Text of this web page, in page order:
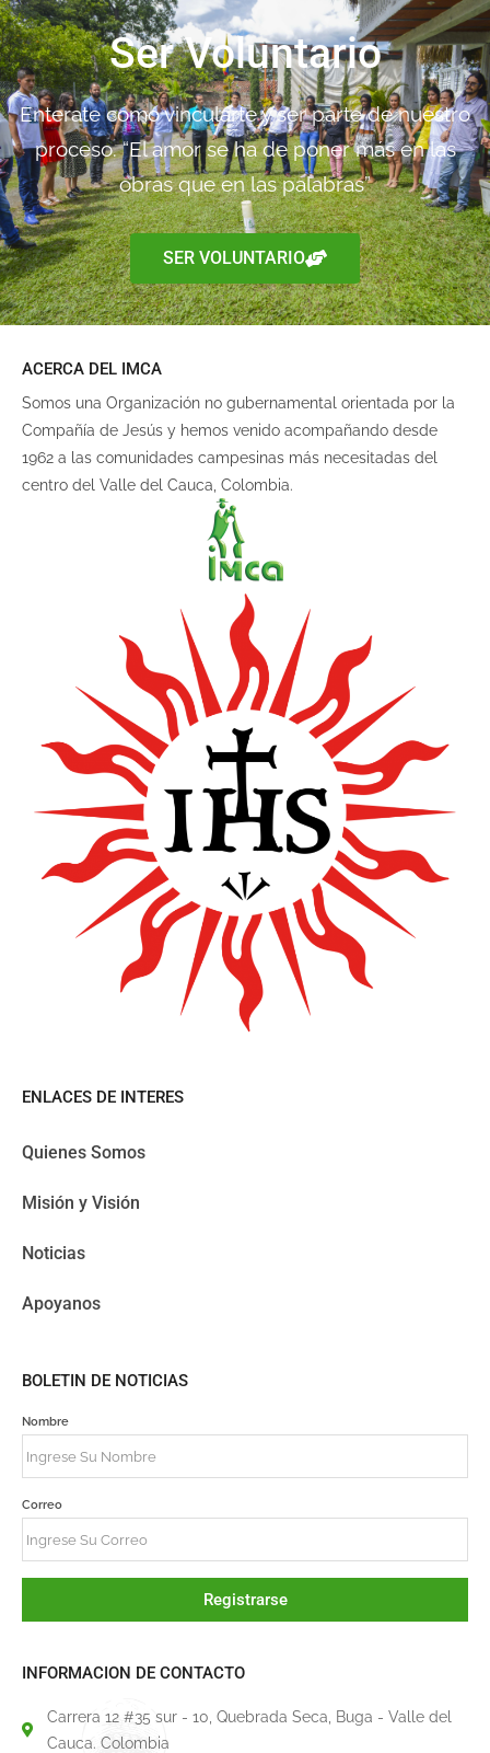
Ser Voluntario
Enterate como vincularte y ser parte de nuestro
proceso. “El amor se ha de poner más en las
obras que en las palabras”
SER VOLUNTARIO
ACERCA DEL IMCA
Somos una Organización no gubernamental orientada por la
Compañía de Jesús y hemos venido acompañando desde
1962 a las comunidades campesinas más necesitadas del
centro del Valle del Cauca, Colombia.
ENLACES DE INTERES
Quienes Somos
Misión y Visión
Noticias
Apoyanos
BOLETIN DE NOTICIAS
Nombre
Correo
Registrarse
INFORMACION DE CONTACTO
Carrera 12 #35 sur - 10, Quebrada Seca, Buga - Valle del
Cauca. Colombia